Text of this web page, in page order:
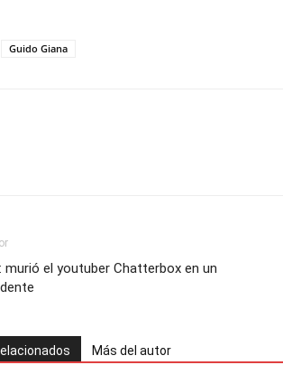
Guido Giana
murió el youtuber Chatterbox en un
Más del autor